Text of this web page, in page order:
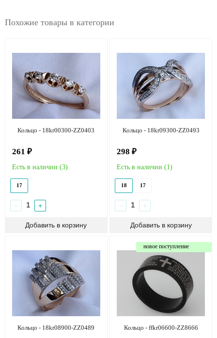
Похожие товары в категории
Кольцо - 18kr00300-ZZ0403
261 ₽
Есть в наличии (3)
17
− +
Кольцо - 18kr09300-ZZ0493
298 ₽
Есть в наличии (1)
18 17
− +
Кольцо - 18kr08900-ZZ0489
новое поступление
Кольцо - ffkr06600-ZZ8666